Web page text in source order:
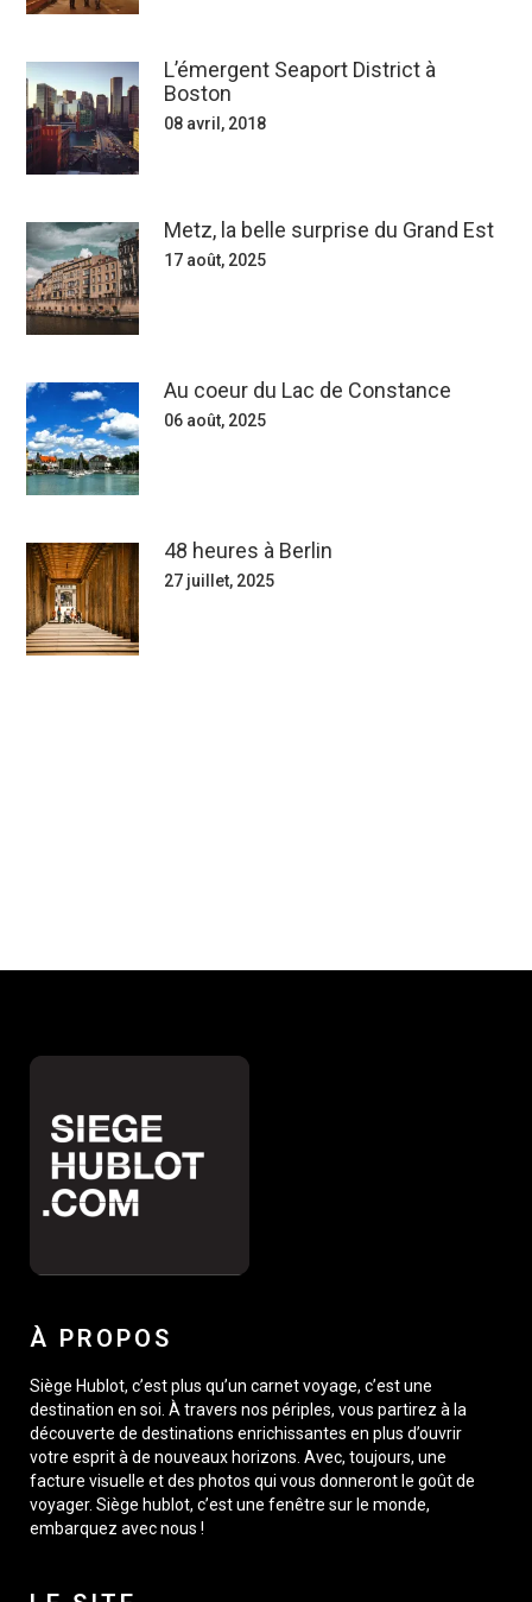
L’émergent Seaport District à
Boston
08 avril, 2018
Metz, la belle surprise du Grand Est
17 août, 2025
Au coeur du Lac de Constance
06 août, 2025
48 heures à Berlin
27 juillet, 2025
À PROPOS
Siège Hublot, c’est plus qu’un carnet voyage, c’est une
destination en soi. À travers nos périples, vous partirez à la
découverte de destinations enrichissantes en plus d’ouvrir
votre esprit à de nouveaux horizons. Avec, toujours, une
facture visuelle et des photos qui vous donneront le goût de
voyager. Siège hublot, c’est une fenêtre sur le monde,
embarquez avec nous !